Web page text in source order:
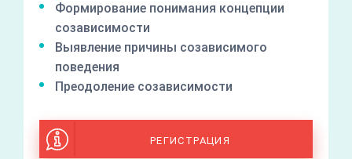
Формирование понимания концепции
созависимости
Выявление причины созависимого
поведения
Преодоление созависимости
РЕГИСТРАЦИЯ